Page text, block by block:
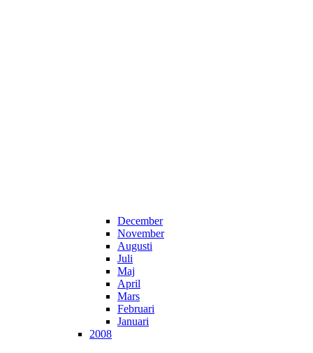
December
November
Augusti
Juli
Maj
April
Mars
Februari
Januari
2008